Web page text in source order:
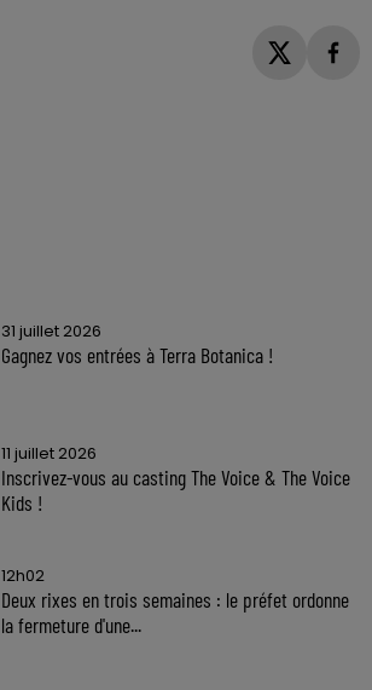
31 juillet 2026
Gagnez vos entrées à Terra Botanica !
11 juillet 2026
Inscrivez-vous au casting The Voice & The Voice
Kids !
12h02
Deux rixes en trois semaines : le préfet ordonne
la fermeture d'une...